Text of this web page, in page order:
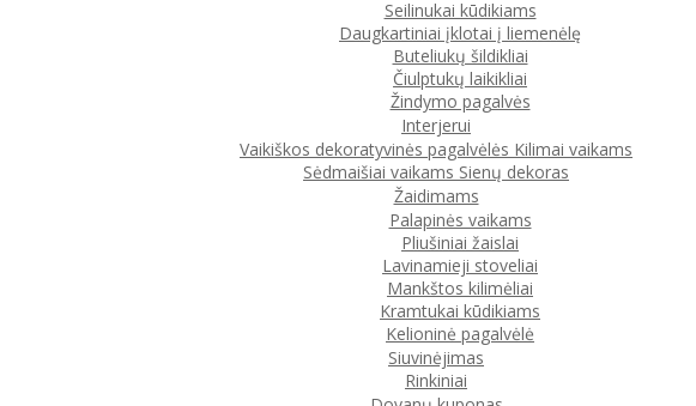
Seilinukai kūdikiams
Daugkartiniai įklotai į liemenėlę
Buteliukų šildikliai
Čiulptukų laikikliai
Žindymo pagalvės
Interjerui
Vaikiškos dekoratyvinės pagalvėlės Kilimai vaikams
Sėdmaišiai vaikams Sienų dekoras
Žaidimams
Palapinės vaikams
Pliušiniai žaislai
Lavinamieji stoveliai
Mankštos kilimėliai
Kramtukai kūdikiams
Kelioninė pagalvėlė
Siuvinėjimas
Rinkiniai